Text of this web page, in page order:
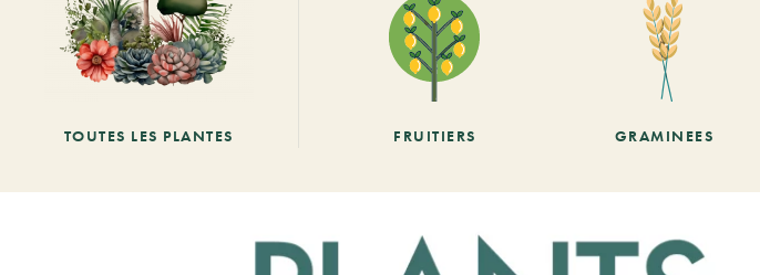
TOUTES LES PLANTES FRUITIERS GRAMINEES